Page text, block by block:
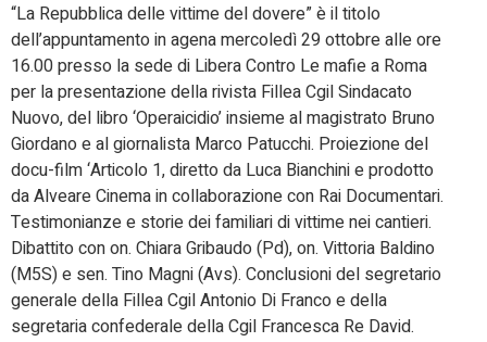
“La Repubblica delle vittime del dovere” è il titolo
dell’appuntamento in agena mercoledì 29 ottobre alle ore
16.00 presso la sede di Libera Contro Le mafie a Roma
per la presentazione della rivista Fillea Cgil Sindacato
Nuovo, del libro ‘Operaicidio’ insieme al magistrato Bruno
Giordano e al giornalista Marco Patucchi. Proiezione del
docu-film ‘Articolo 1, diretto da Luca Bianchini e prodotto
da Alveare Cinema in collaborazione con Rai Documentari.
Testimonianze e storie dei familiari di vittime nei cantieri.
Dibattito con on. Chiara Gribaudo (Pd), on. Vittoria Baldino
(M5S) e sen. Tino Magni (Avs). Conclusioni del segretario
generale della Fillea Cgil Antonio Di Franco e della
segretaria confederale della Cgil Francesca Re David.